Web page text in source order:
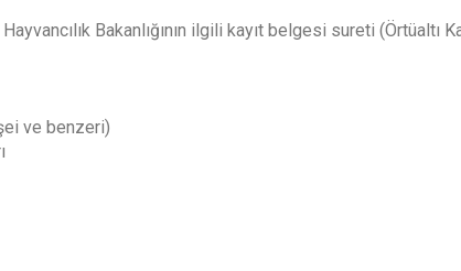
Bakanlığının ilgili kayıt belgesi sureti (Örtüaltı
ve benzeri)